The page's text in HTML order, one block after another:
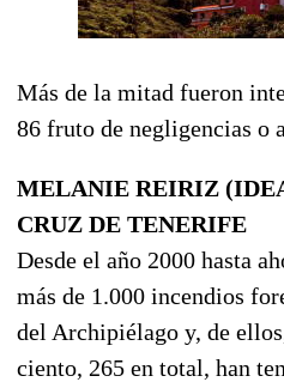
Más de la mitad fueron
86 fruto de negligencias o
MELANIE REIRIZ
CRUZ DE TENERIFE
Desde el año 2000 hasta
más de 1.000 incendios
del Archipiélago y, de
ciento, 265 en total, han